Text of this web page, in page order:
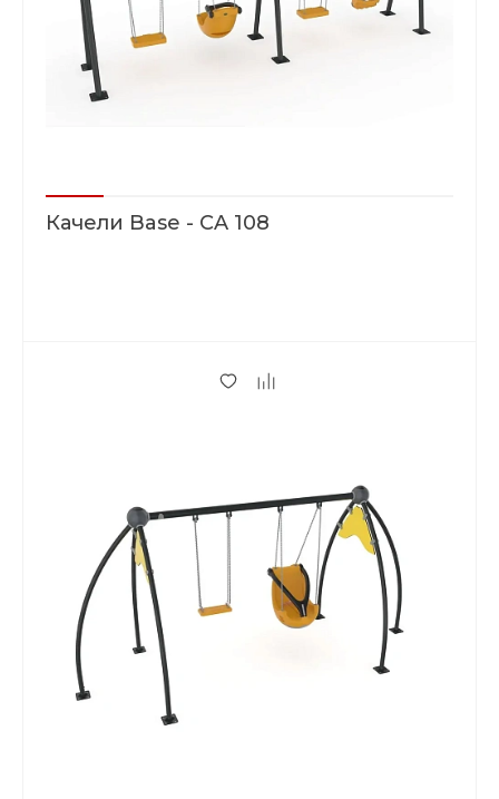
Качели Base - CA 108